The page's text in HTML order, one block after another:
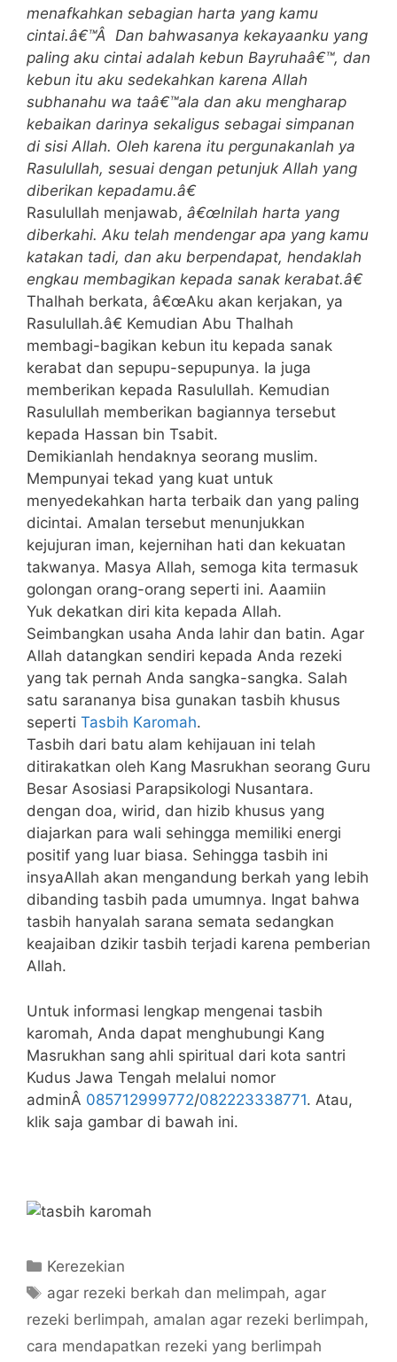
menafkahkan sebagian harta yang kamu
cintai.â€™Â Dan bahwasanya kekayaanku yang
paling aku cintai adalah kebun Bayruhaâ€™, dan
kebun itu aku sedekahkan karena Allah
subhanahu wa taâ€™ala dan aku mengharap
kebaikan darinya sekaligus sebagai simpanan
di sisi Allah. Oleh karena itu pergunakanlah ya
Rasulullah, sesuai dengan petunjuk Allah yang
diberikan kepadamu.â€
Rasulullah menjawab, â€œInilah harta yang
diberkahi. Aku telah mendengar apa yang kamu
katakan tadi, dan aku berpendapat, hendaklah
engkau membagikan kepada sanak kerabat.â€
Thalhah berkata, â€œAku akan kerjakan, ya
Rasulullah.â€ Kemudian Abu Thalhah
membagi-bagikan kebun itu kepada sanak
kerabat dan sepupu-sepupunya. Ia juga
memberikan kepada Rasulullah. Kemudian
Rasulullah memberikan bagiannya tersebut
kepada Hassan bin Tsabit.
Demikianlah hendaknya seorang muslim.
Mempunyai tekad yang kuat untuk
menyedekahkan harta terbaik dan yang paling
dicintai. Amalan tersebut menunjukkan
kejujuran iman, kejernihan hati dan kekuatan
takwanya. Masya Allah, semoga kita termasuk
golongan orang-orang seperti ini. Aaamiin
Yuk dekatkan diri kita kepada Allah.
Seimbangkan usaha Anda lahir dan batin. Agar
Allah datangkan sendiri kepada Anda rezeki
yang tak pernah Anda sangka-sangka. Salah
satu sarananya bisa gunakan tasbih khusus
seperti Tasbih Karomah.
Tasbih dari batu alam kehijauan ini telah
ditirakatkan oleh Kang Masrukhan seorang Guru
Besar Asosiasi Parapsikologi Nusantara.
dengan doa, wirid, dan hizib khusus yang
diajarkan para wali sehingga memiliki energi
positif yang luar biasa. Sehingga tasbih ini
insyaAllah akan mengandung berkah yang lebih
dibanding tasbih pada umumnya. Ingat bahwa
tasbih hanyalah sarana semata sedangkan
keajaiban dzikir tasbih terjadi karena pemberian
Allah.
Untuk informasi lengkap mengenai tasbih
karomah, Anda dapat menghubungi Kang
Masrukhan sang ahli spiritual dari kota santri
Kudus Jawa Tengah melalui nomor
adminÂ 085712999772/082223338771. Atau,
klik saja gambar di bawah ini.
Categories
Kerezekian
Tags
agar rezeki berkah dan melimpah, agar
rezeki berlimpah, amalan agar rezeki berlimpah,
cara mendapatkan rezeki yang berlimpah